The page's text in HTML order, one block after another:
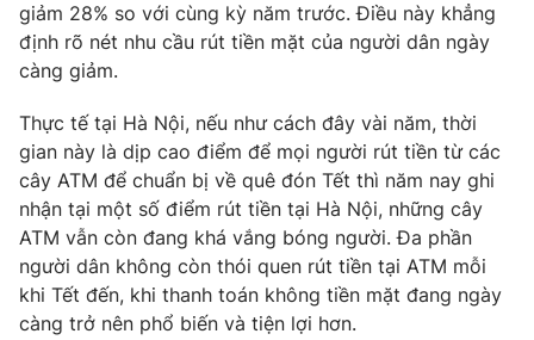
Góc doanh nghiệp
Truyền hình
Phim VTV
Hậu trường
Nhân vật
Khán giả
Giải sao mai
Điện ảnh
Âm nhạc
Sao
Đời sống
Du lịch
Làm đẹp
Chất lượng cuộc sống
Giáo dục
Tuyển sinh
Học trực tuyến
Công nghệ
giảm 28% so với cùng kỳ năm trước. Điều này khẳng
định rõ nét nhu cầu rút tiền mặt của người dân ngày
càng giảm.
Thực tế tại Hà Nội, nếu như cách đây vài năm, thời
gian này là dịp cao điểm để mọi người rút tiền từ các
cây ATM để chuẩn bị về quê đón Tết thì năm nay ghi
nhận tại một số điểm rút tiền tại Hà Nội, những cây
ATM vẫn còn đang khá vắng bóng người. Đa phần
người dân không còn thói quen rút tiền tại ATM mỗi
khi Tết đến, khi thanh toán không tiền mặt đang ngày
càng trở nên phổ biến và tiện lợi hơn.